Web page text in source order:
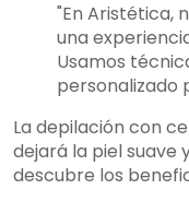
"En Aristética,
una
Usamos
personalizado
La depilación con
dejará la piel suave
descubre los